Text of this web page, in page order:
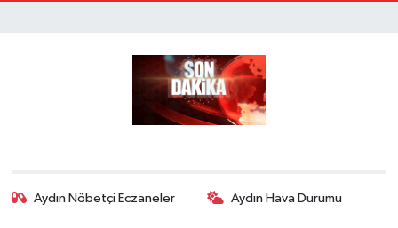
Aydın Nöbetçi Eczaneler Aydın Hava Durumu